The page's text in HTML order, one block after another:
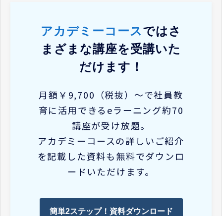
アカデミーコースではさ
まざまな講座を受講いた
だけます！
月額￥9,700（税抜）～で社員教
育に活用できるeラーニング約70
講座が受け放題。
アカデミーコースの詳しいご紹介
を記載した資料も無料でダウンロ
ードいただけます。
簡単2ステップ！資料ダウンロード